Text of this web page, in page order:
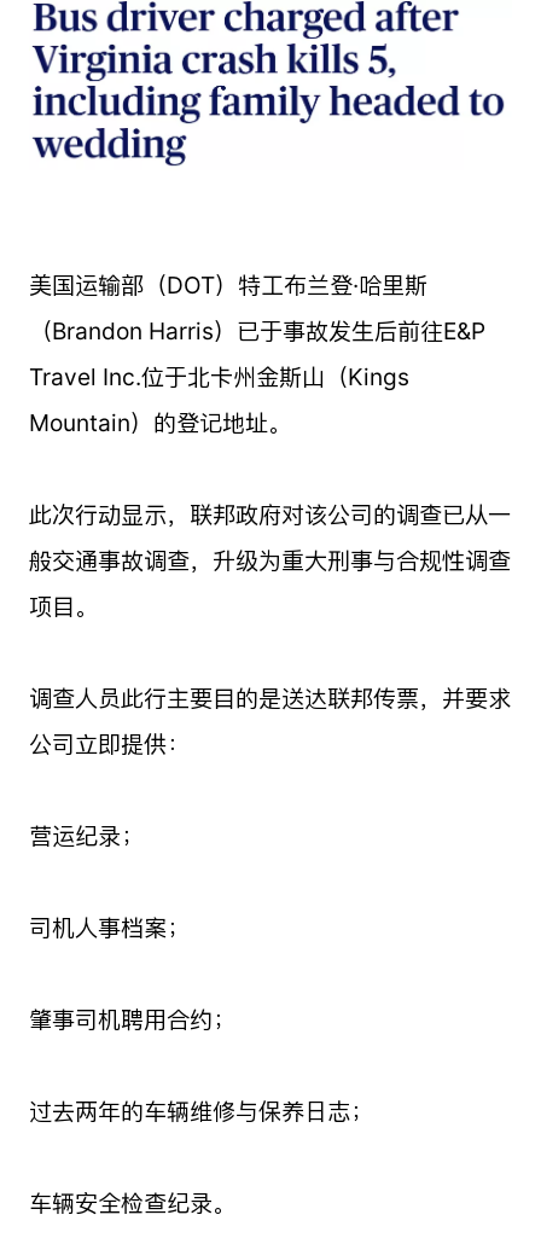
美国运输部（DOT）特工布兰登·哈里斯
（Brandon Harris）已于事故发生后前往E&P
Travel Inc.位于北卡州金斯山（Kings
Mountain）的登记地址。
此次行动显示，联邦政府对该公司的调查已从一
般交通事故调查，升级为重大刑事与合规性调查
项目。
调查人员此行主要目的是送达联邦传票，并要求
公司立即提供：
营运纪录；
司机人事档案；
肇事司机聘用合约；
过去两年的车辆维修与保养日志；
车辆安全检查纪录。